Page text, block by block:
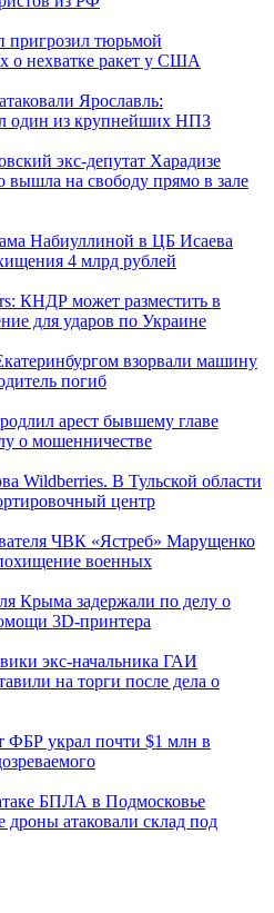
пригрозил тюрьмой
о нехватке ракет у США
Ярославль:
один из крупнейших НПЗ
экс-депутат Харадизе
вышла на свободу прямо в зале
Набиуллиной в ЦБ Исаева
4 млрд рублей
КНДР может разместить в
для ударов по Украине
взорвали машину
погиб
арест бывшему главе
о мошенничестве
Wildberries. В Тульской области
центр
ЧВК «Ястреб» Марущенко
военных
Крыма задержали по делу о
3D‑принтера
экс-начальника ГАИ
на торги после дела о
ФБР украл почти $1 млн в
БПЛА в Подмосковье
дроны атаковали склад под